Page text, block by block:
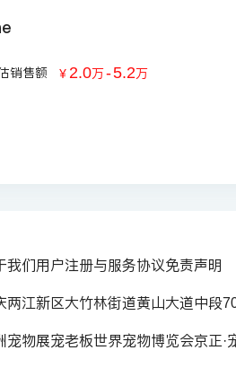
销售额 ￥ 2.0万-5.2万
我们用户注册与服务协议免责声明
两江新区大竹林街道黄山大道中段
宠物展宠老板世界宠物博览会京正·